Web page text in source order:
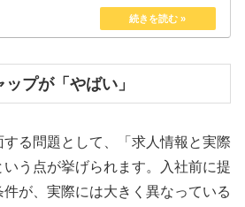
意点を紹介：転職エー...
プが「やばい」
る問題として、「求人情報と実際
う点が挙げられます。入社前に提
が、実際には大きく異なっている